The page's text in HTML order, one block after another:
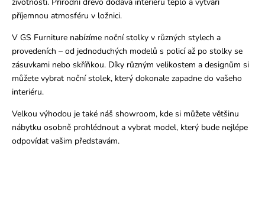
příjemnou atmosféru v ložnici.
V GS Furniture nabízíme noční stolky v různých stylech a
provedeních – od jednoduchých modelů s policí až po stolky se
zásuvkami nebo skříňkou. Díky různým velikostem a designům si
můžete vybrat noční stolek, který dokonale zapadne do vašeho
interiéru.
Velkou výhodou je také náš showroom, kde si můžete většinu
nábytku osobně prohlédnout a vybrat model, který bude nejlépe
odpovídat vašim představám.